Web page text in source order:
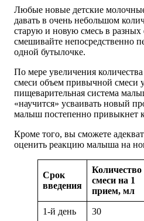
Любые новые детские
давать в очень небольшом
старую и новую смесь в разных
смешивайте непосредственно
одной бутылочке.
По мере увеличения
смеси объем привычной смеси
пищеварительная система
«научится» усваивать новый
малыш постепенно привыкнет
Кроме того, вы сможете
оценить реакцию малыша на
Срок
введения
Количество
смеси на 1
прием, мл
1-й день 30